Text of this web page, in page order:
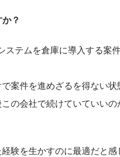
？
テムを倉庫に導入する案
案件を進めざるを得ない状
の会社で続けていていいの
験を生かすのに最適だと感